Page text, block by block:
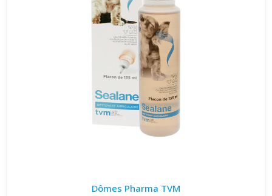
Dômes Pharma TVM